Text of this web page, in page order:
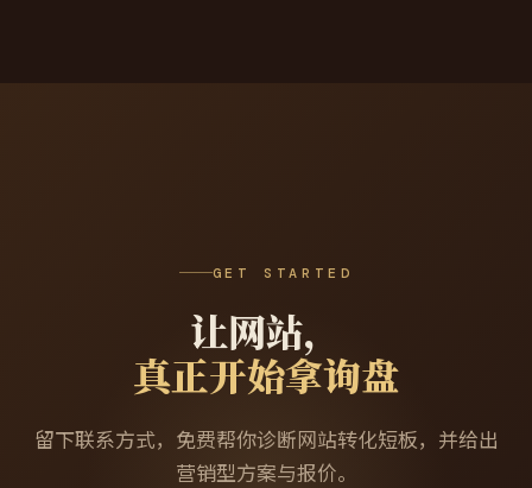
GET STARTED
让网站，
真正开始拿询盘
留下联系方式，免费帮你诊断网站转化短板，并给出
营销型方案与报价。